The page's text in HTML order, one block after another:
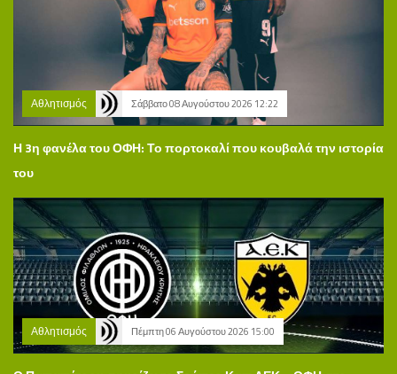
Αθλητισμός Σάββατο 08 Αυγούστου 2026 12:22
Η 3η φανέλα του ΟΦΗ: Το πορτοκαλί που κουβαλά την ιστορία
του
Αθλητισμός Πέμπτη 06 Αυγούστου 2026 15:00